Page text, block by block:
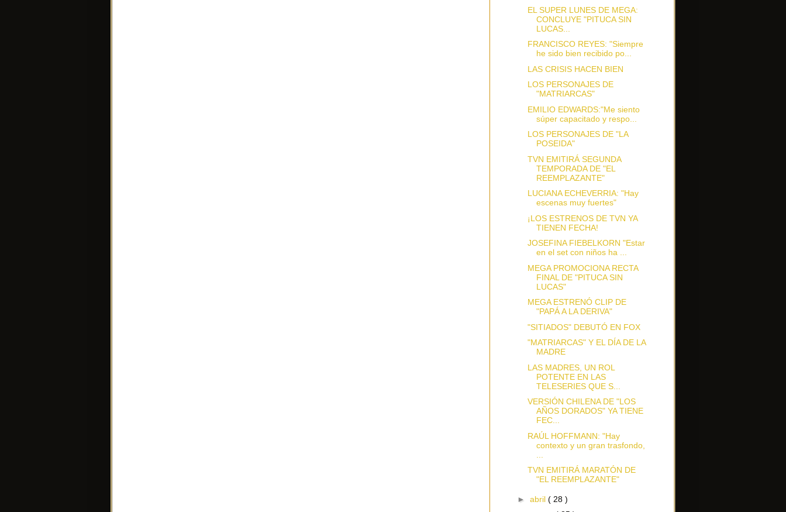
EL SUPER LUNES DE MEGA:
CONCLUYE "PITUCA SIN
LUCAS...
FRANCISCO REYES: "Siempre
he sido bien recibido po...
LAS CRISIS HACEN BIEN
LOS PERSONAJES DE
"MATRIARCAS"
EMILIO EDWARDS:"Me siento
súper capacitado y respo...
LOS PERSONAJES DE "LA
POSEIDA"
TVN EMITIRÁ SEGUNDA
TEMPORADA DE "EL
REEMPLAZANTE"
LUCIANA ECHEVERRIA: "Hay
escenas muy fuertes"
¡LOS ESTRENOS DE TVN YA
TIENEN FECHA!
JOSEFINA FIEBELKORN "Estar
en el set con niños ha ...
MEGA PROMOCIONA RECTA
FINAL DE "PITUCA SIN
LUCAS"
MEGA ESTRENÓ CLIP DE
"PAPÁ A LA DERIVA"
"SITIADOS" DEBUTÓ EN FOX
"MATRIARCAS" Y EL DÍA DE LA
MADRE
LAS MADRES, UN ROL
POTENTE EN LAS
TELESERIES QUE S...
VERSIÓN CHILENA DE "LOS
AÑOS DORADOS" YA TIENE
FEC...
RAÚL HOFFMANN: "Hay
contexto y un gran trasfondo,
TVN EMITIRÁ MARATÓN DE
"EL REEMPLAZANTE"
► abril ( 28 )